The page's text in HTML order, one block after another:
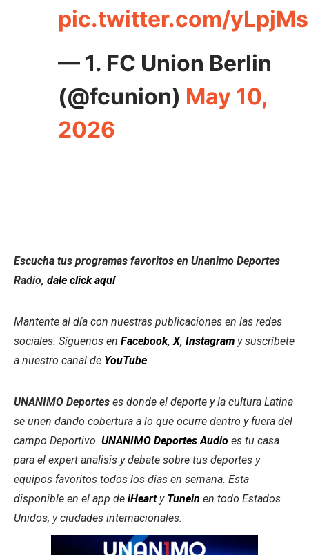
pic.twitter.com/
— 1. FC Union Berlin
(@fcunion) May 10,
2026
Escucha tus programas favoritos en Unanimo Deportes
Radio, dale click aquí
Mantente al día con nuestras publicaciones en las redes
sociales. Síguenos en Facebook,X, Instagram y suscríbete
a nuestro canal de YouTube.
UNANIMO Deportes es donde el deporte y la cultura Latina
se unen dando cobertura a lo que ocurre dentro y fuera del
campo Deportivo. UNANIMO Deportes Audio es tu casa
para el expert analisis y debate sobre tus deportes y
equipos favoritos todos los dias en semana. Esta
disponible en el app de iHearty Tunein en todo Estados
Unidos, y ciudades internacionales.